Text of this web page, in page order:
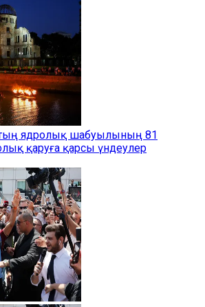
ядролық шабуылының 81
қаруға қарсы үндеулер